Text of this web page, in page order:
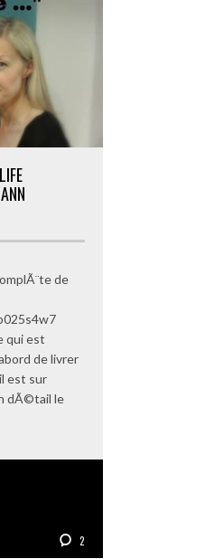
de
qui est
de livrer
est sur
dÃ©tail le
2